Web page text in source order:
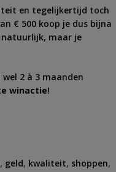
en tegelijkertijd toch
€ 500 koop je dus bijna
natuurlijk, maar je
2 à 3 maanden
winactie!
, geld, kwaliteit, shoppen,